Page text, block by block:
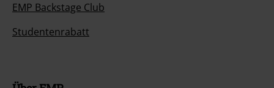
EMP Backstage Club
Studentenrabatt